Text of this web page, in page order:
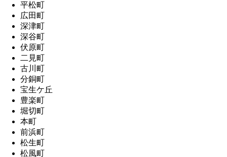
平松町
広田町
深津町
深谷町
伏原町
二見町
古川町
分銅町
宝生ケ丘
豊楽町
堀切町
本町
前浜町
松生町
松風町